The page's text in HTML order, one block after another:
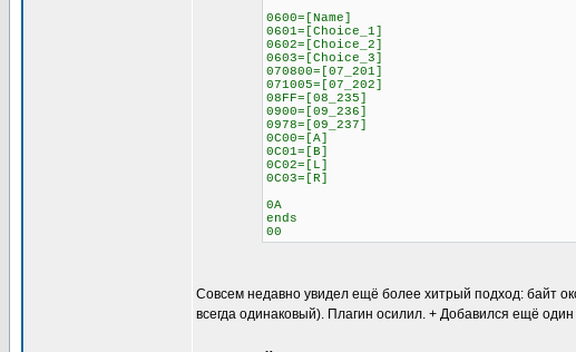
0600=[Name]
0601=[Choice_1]
0602=[Choice_2]
0603=[Choice_3]
070800=[07_201]
071005=[07_202]
08FF=[08_235]
0900=[09_236]
0978=[09_237]
0C00=[A]
0C01=[B]
0C02=[L]
0C03=[R]
0A
ends
00
Совсем недавно увидел ещё более хитрый подход: байт
всегда одинаковый). Плагин осилил. + Добавился ещё один